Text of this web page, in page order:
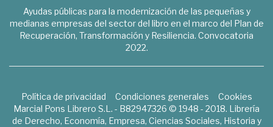
Ayudas públicas para la modernización de las pequeñas y
medianas empresas del sector del libro en el marco del Plan de
Recuperación, Transformación y Resiliencia. Convocatoria
2022.
Política de privacidad Condiciones generales
Cookies
Marcial Pons Librero S.L. - B82947326 © 1948 - 2018. Librería
de Derecho, Economía, Empresa, Ciencias Sociales, Historia y